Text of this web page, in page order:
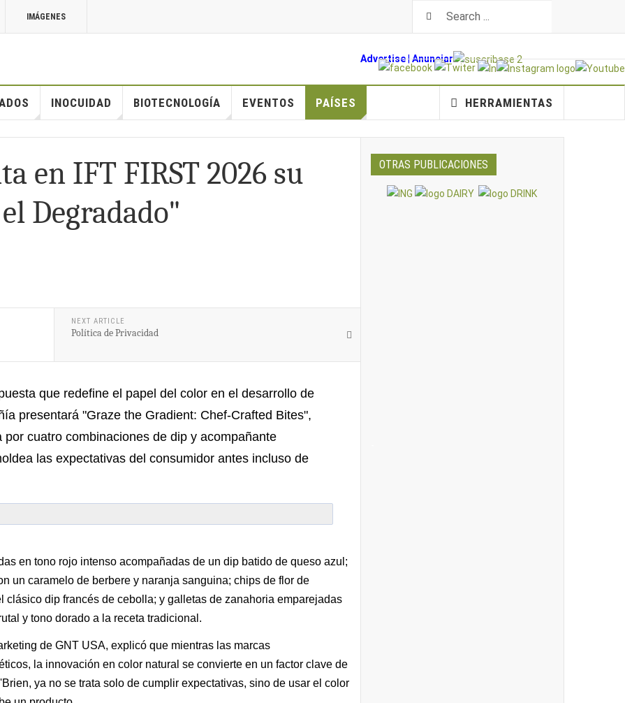
IMÁGENES
Advertise|Anunciar
INOCUIDAD BIOTECNOLOGÍA EVENTOS PAÍSES HERRAMIENTAS
en IFT FIRST 2026 su
Degradado"
NEXT ARTICLE
Política de Privacidad
que redefine el papel del color en el desarrollo de
presentará "Graze the Gradient: Chef-Crafted Bites",
cuatro combinaciones de dip y acompañante
las expectativas del consumidor antes incluso de
en tono rojo intenso acompañadas de un dip batido de queso azul;
un caramelo de berbere y naranja sanguina; chips de flor de
dip francés de cebolla; y galletas de zanahoria emparejadas
y tono dorado a la receta tradicional.
de GNT USA, explicó que mientras las marcas
la innovación en color natural se convierte en un factor clave de
ya no se trata solo de cumplir expectativas, sino de usar el color
OTRAS PUBLICACIONES